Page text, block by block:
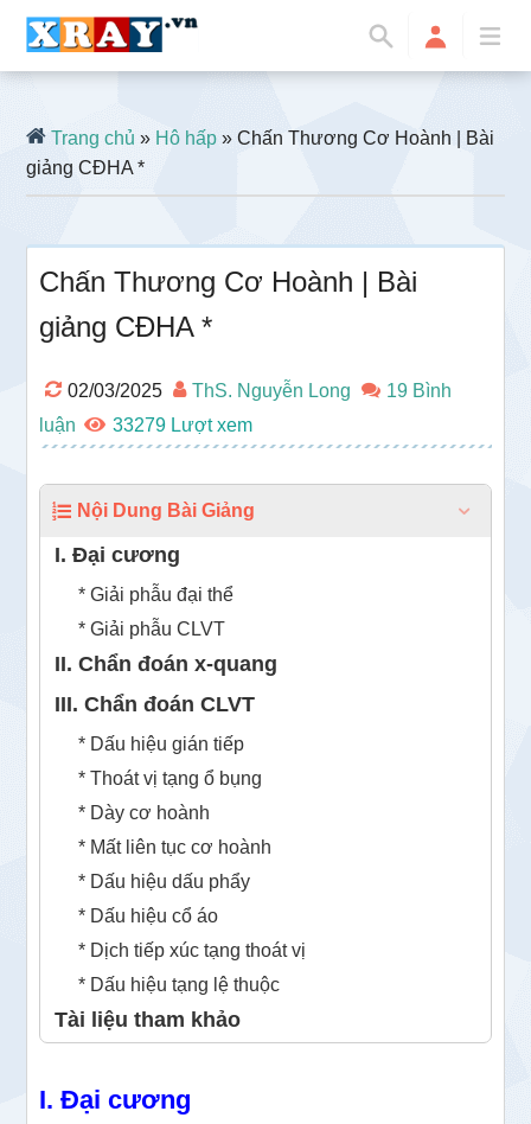
Trang chủ » Hô hấp » Chấn Thương Cơ Hoành | Bài
giảng CĐHA *
Chấn Thương Cơ Hoành | Bài
giảng CĐHA *
02/03/2025 ThS. Nguyễn Long
19 Bình
luận
33279
Nội Dung Bài Giảng
I. Đại cương
* Giải phẫu đại thể
* Giải phẫu CLVT
II. Chẩn đoán x-quang
III. Chẩn đoán CLVT
* Dấu hiệu gián tiếp
* Thoát vị tạng ổ bụng
* Dày cơ hoành
* Mất liên tục cơ hoành
* Dấu hiệu dấu phẩy
* Dấu hiệu cổ áo
* Dịch tiếp xúc tạng thoát vị
* Dấu hiệu tạng lệ thuộc
Tài liệu tham khảo
I. Đại cương